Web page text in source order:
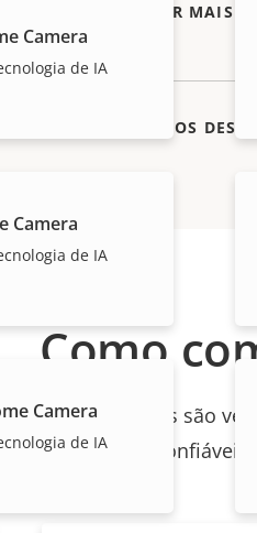
VER MAIS
Camera
de IA
Camera
de IA
Camera
de IA
MOSTRAR PRODUTOS
Como
da Axis são
confiáveis.